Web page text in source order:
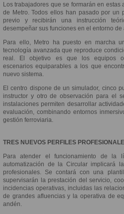
Los trabajadores que se formarán en
de Metro. Todos ellos han pasado por un
previo y recibirán una instrucción
desempeñar sus funciones en el entorno de
Para ello, Metro ha puesto en marcha
tecnología avanzada que reproduce
real. El objetivo es que los equipos
escenarios equiparables a los que
nuevo sistema.
El centro dispone de un simulador, cinco
instructor y otro de observación para el
instalaciones permiten desarrollar
evaluación, combinando entornos
gestión ferroviaria.
TRES NUEVOS PERFILES
Para atender el funcionamiento de la
automatización de la Circular implicará
profesionales. Se contará con una
supervisarán la prestación del servicio,
incidencias operativas, incluidas las
de grandes afluencias y la operativa de
andén.